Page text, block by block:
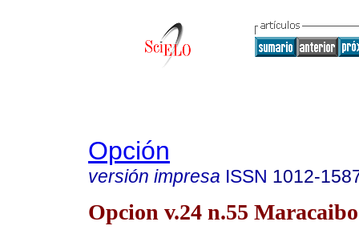
Opción
versión impresa ISSN 1012-
Opcion v.24 n.55